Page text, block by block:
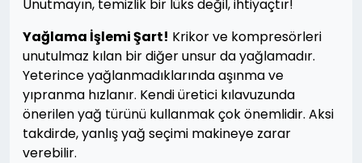
Unutmayın, temizlik bir lüks değil, ihtiyaçtır!
Yağlama İşlemi Şart! Krikor ve kompresörleri
unutulmaz kılan bir diğer unsur da yağlamadır.
Yeterince yağlanmadıklarında aşınma ve
yıpranma hızlanır. Kendi üretici kılavuzunda
önerilen yağ türünü kullanmak çok önemlidir. Aksi
takdirde, yanlış yağ seçimi makineye zarar
verebilir.